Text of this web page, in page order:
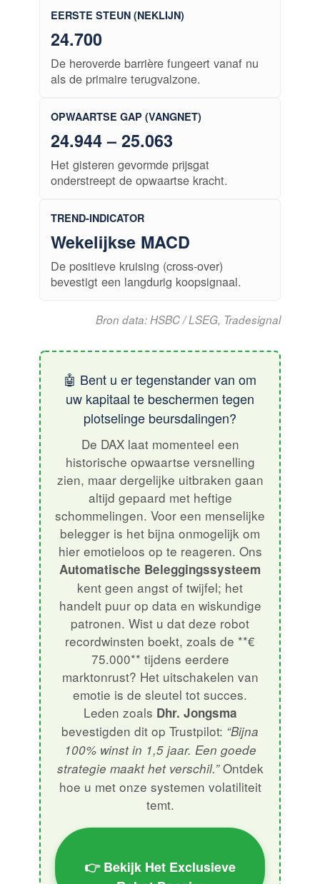
EERSTE STEUN (NEKLIJN)
24.700
De heroverde barrière fungeert vanaf nu
als de primaire terugvalzone.
OPWAARTSE GAP (VANGNET)
24.944 – 25.063
Het gisteren gevormde prijsgat
onderstreept de opwaartse kracht.
TREND-INDICATOR
Wekelijkse MACD
De positieve kruising (cross-over)
bevestigt een langdurig koopsignaal.
Bron data: HSBC / LSEG, Tradesignal
🤖 Bent u er tegenstander van om
uw kapitaal te beschermen tegen
plotselinge beursdalingen?
De DAX laat momenteel een
historische opwaartse versnelling
zien, maar dergelijke uitbraken gaan
altijd gepaard met heftige
schommelingen. Voor een menselijke
belegger is het bijna onmogelijk om
hier emotieloos op te reageren. Ons
Automatische Beleggingssysteem
kent geen angst of twijfel; het
handelt puur op data en wiskundige
patronen. Wist u dat deze robot
recordwinsten boekt, zoals de **€
75.000** tijdens eerdere
marktonrust? Het uitschakelen van
emotie is de sleutel tot succes.
Leden zoals Dhr. Jongsma
bevestigden dit op Trustpilot: “Bijna
100% winst in 1,5 jaar. Een goede
strategie maakt het verschil.”Ontdek
hoe u met onze systemen volatiliteit
temt.
👉 Bekijk Het Exclusieve